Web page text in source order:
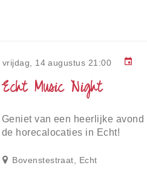
vrijdag, 14 augustus 21:00 event
Echt Music Night
Geniet van een heerlijke
de horecalocaties in Echt!
Bovenstestraat, Echt